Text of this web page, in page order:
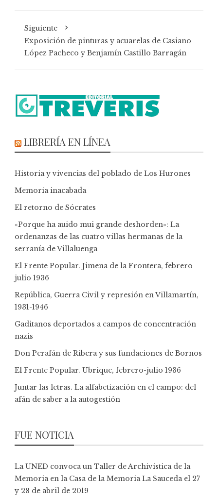
Siguiente
Exposición de pinturas y acuarelas de Casiano
López Pacheco y Benjamín Castillo Barragán
LIBRERÍA EN LÍNEA
Historia y vivencias del poblado de Los Hurones
Memoria inacabada
El retorno de Sócrates
«Porque ha auido mui grande deshorden»: La
ordenanzas de las cuatro villas hermanas de la
serranía de Villaluenga
El Frente Popular. Jimena de la Frontera, febrero-
julio 1936
República, Guerra Civil y represión en Villamartín,
1931-1946
Gaditanos deportados a campos de concentración
nazis
Don Perafán de Ribera y sus fundaciones de Bornos
El Frente Popular. Ubrique, febrero-julio 1936
Juntar las letras. La alfabetización en el campo: del
afán de saber a la autogestión
FUE NOTICIA
La UNED convoca un Taller de Archivística de la
Memoria en la Casa de la Memoria La Sauceda el 27
y 28 de abril de 2019